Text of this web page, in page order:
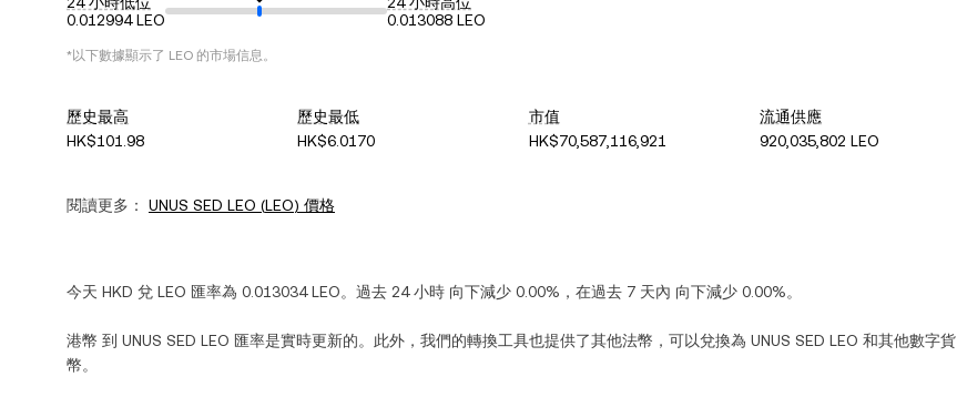
0.012994 LEO
0.013088 LEO
*以下數據顯示了 LEO 的市場信息。
歷史最高
HK$101.98
歷史最低
HK$6.0170
市值
HK$70,587,116,921
流通供應
920,035,802 LEO
閱讀更多： UNUS SED LEO (LEO) 價格
今天 HKD 兌 LEO 匯率為 0.013034 LEO。過去 24 小時 向下減少 0.00% ，在過去 7 天內 向下減少 0.00%。
港幣 到 UNUS SED LEO 匯率是實時更新的。此外，我們的轉換工具也提供了其他法幣，可以兌換為 UNUS SED LEO 和其他數字貨
幣。